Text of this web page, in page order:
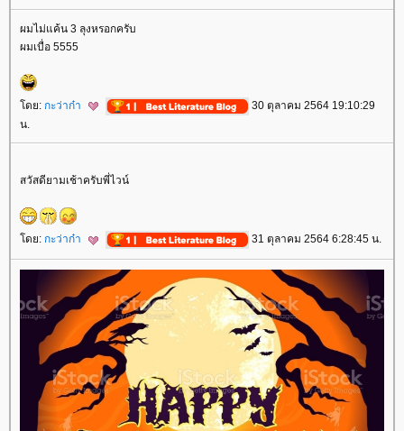
ผมไม่แค้น 3 ลุงหรอกครับ
ผมเบื่อ 5555
ดย: กะว่าก๋า
30 ตุลาคม 2564 19:10:29
น.
สวัสดียามเช้าครับพี่ไวน์
ดย: กะว่าก๋า 31 ตุลาคม 2564 6:28:45 น.